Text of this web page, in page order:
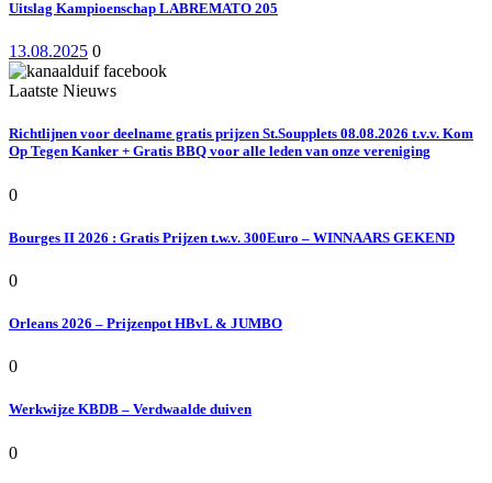
Uitslag Kampioenschap LABREMATO 205
13.08.2025 0
Laatste Nieuws
Richtlijnen voor deelname gratis prijzen St.Soupplets 08.08.2026 t.v.v. Kom
Op Tegen Kanker + Gratis BBQ voor alle leden van onze vereniging
0
Bourges II 2026 : Gratis Prijzen t.w.v. 300Euro – WINNAARS GEKEND
0
Orleans 2026 – Prijzenpot HBvL & JUMBO
0
Werkwijze KBDB – Verdwaalde duiven
0